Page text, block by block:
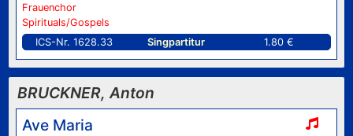
Frauenchor
Spirituals/Gospels
ICS-Nr. 1628.33
Singpartitur 1.80 €
BRUCKNER, Anton
Ave Maria